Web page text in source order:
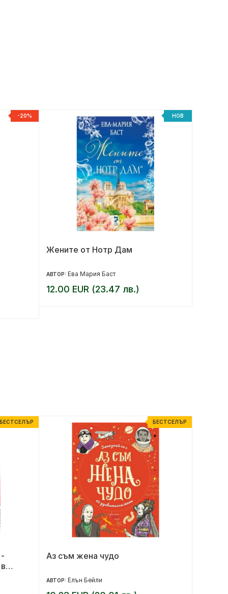
-20% НОВ
Жените от Нотр Дам
АВТОР: Ева Мария Баст
12.00 EUR (23.47 лв.)
БЕСТСЕЛЪР БЕСТСЕЛЪР
Аз съм жена чудо
АВТОР: Елън Бейли